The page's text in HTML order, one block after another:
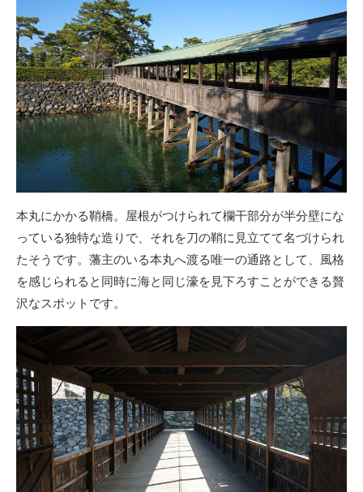
本丸にかかる鞘橋。屋根がつけられて欄干部分が半分壁にな
っている独特な造りで、それを刀の鞘に見立てて名づけられ
たそうです。藩主のいる本丸へ渡る唯一の通路として、風格
を感じられると同時に海と同じ濠を見下ろすことができる贅
沢なスポットです。